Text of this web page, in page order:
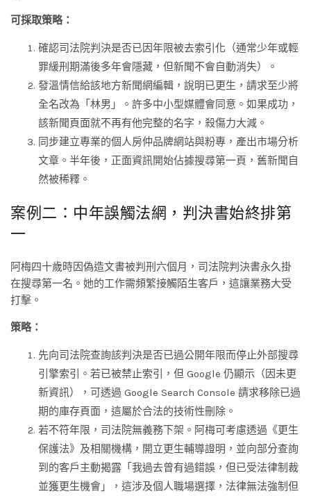
可採取策略：
確認司法院判決是否已因年限被去索引化（通常少年或輕
罪緩刑期滿後多年會隱藏，但新聞不會自動消失）。
發溫情信給該地方新聞網編輯，說明已更生，請求至少將
全名改為「林男」。許多中小型媒體會同意。如果成功，
該新聞頁面就不再有他完整的名字，殺傷力大減。
同步建立專業的個人房仲品牌網站與粉專，產出市場分析
文章。半年後，正面資訊開始佔據搜尋第一頁，舊新聞自
然被稀釋。
案例二：中年誤觸法網，判決書始終排第
一
阿梅四十歲時因偽造文書被判刑六個月，司法院判決書永久掛
在搜尋第一名。她的工作需頻繁接觸陌生客戶，這讓業務大受
打擊。
策略：
先向司法院查詢該判決是否已過公開年限而停止外部搜尋
引擎索引。若已被禁止索引，但 Google 仍顯示（因未更
新資訊），可透過 Google Search Console 請求移除已過
期的庫存頁面，這屬於合法的技術性刪除。
若不符年限，司法院無義務下架。阿梅可考慮透過《更生
保護法》及相關機構，開立更生輔導證明，並向部分查詢
到的客戶主動揭露「我過去曾有過錯誤，但已受法律制裁
並獲更生機會」，這涉及個人職場選擇，法律無法強制但